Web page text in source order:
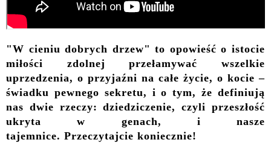
"W cieniu dobrych drzew" to opowieść o istocie
miłości zdolnej przełamywać wszelkie
uprzedzenia, o przyjaźni na całe życie, o kocie –
świadku pewnego sekretu, i o tym, że definiują
nas dwie rzeczy: dziedziczenie, czyli przeszłość
ukryta w genach, i nasze
tajemnice. Przeczytajcie koniecznie!